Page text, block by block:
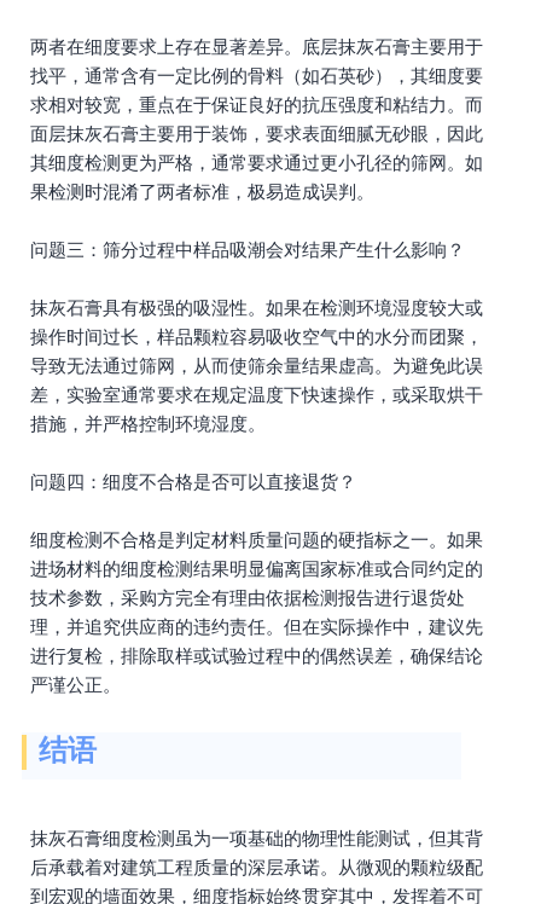
两者在细度要求上存在显著差异。底层抹灰石膏主要用于
找平，通常含有一定比例的骨料（如石英砂），其细度要
求相对较宽，重点在于保证良好的抗压强度和粘结力。而
面层抹灰石膏主要用于装饰，要求表面细腻无砂眼，因此
其细度检测更为严格，通常要求通过更小孔径的筛网。如
果检测时混淆了两者标准，极易造成误判。
问题三：筛分过程中样品吸潮会对结果产生什么影响？
抹灰石膏具有极强的吸湿性。如果在检测环境湿度较大或
操作时间过长，样品颗粒容易吸收空气中的水分而团聚，
导致无法通过筛网，从而使筛余量结果虚高。为避免此误
差，实验室通常要求在规定温度下快速操作，或采取烘干
措施，并严格控制环境湿度。
问题四：细度不合格是否可以直接退货？
细度检测不合格是判定材料质量问题的硬指标之一。如果
进场材料的细度检测结果明显偏离国家标准或合同约定的
技术参数，采购方完全有理由依据检测报告进行退货处
理，并追究供应商的违约责任。但在实际操作中，建议先
进行复检，排除取样或试验过程中的偶然误差，确保结论
严谨公正。
结语
抹灰石膏细度检测虽为一项基础的物理性能测试，但其背
后承载着对建筑工程质量的深层承诺。从微观的颗粒级配
到宏观的墙面效果，细度指标始终贯穿其中，发挥着不可